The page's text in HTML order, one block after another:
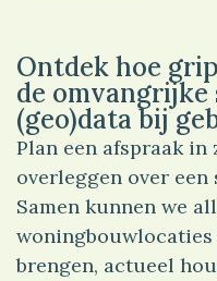
Ontdek hoe
de omvangrijke
(geo)data bij
Plan een afspraak in
overleggen over een
Samen kunnen we
brengen, actueel